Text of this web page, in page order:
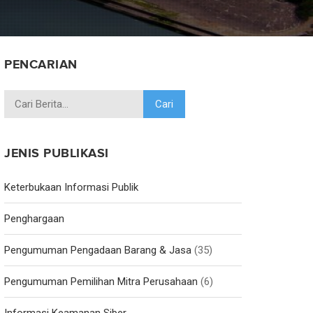
PENCARIAN
JENIS PUBLIKASI
Keterbukaan Informasi Publik
Penghargaan
Pengumuman Pengadaan Barang & Jasa (35)
Pengumuman Pemilihan Mitra Perusahaan (6)